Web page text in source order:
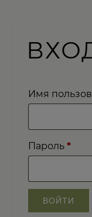
Имя
Пароль *
ВОЙТИ